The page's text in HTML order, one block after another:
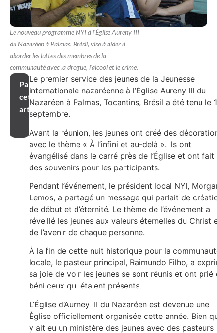
Le nouveau programme NYI à l'Église Aureny III
du Nazaréen à Palmas, Brésil, vise à aider à
aborder les luttes des membres de la
communauté avec la drogue, l'alcool et le crime.
Partager
cet
article
Le premier service des jeunes de la Jeunesse
internationale nazaréenne à l’Église Aureny III du
Nazaréen à Palmas, Tocantins, Brésil a été tenu le
septembre.
Avant la réunion, les jeunes ont créé des
avec le thème « À l’infini et au-delà ». Ils ont
évangélisé dans le carré près de l’Église et ont fait
des souvenirs pour les participants.
Pendant l’événement, le président local NYI,
Lemos, a partagé un message qui parlait de
de début et d’éternité. Le thème de l’événement a
réveillé les jeunes aux valeurs éternelles du Christ
de l’avenir de chaque personne.
À la fin de cette nuit historique pour la
locale, le pasteur principal, Raimundo Filho, a
sa joie de voir les jeunes se sont réunis et ont prié
béni ceux qui étaient présents.
L’Église d’Aurney III du Nazaréen est devenue une
Église officiellement organisée cette année. Bien
y ait eu un ministère des jeunes avec des pasteurs